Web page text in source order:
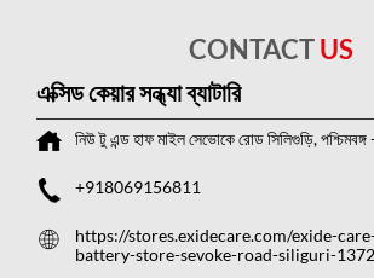
CONTACTUS
এক্সিড কেয়ার সন্ধ্যা ব্যাটারি
নিউ টু এন্ড হাফ মাইলসেভোকে রোডসিলিগুড়ি, পশ্চিমবঙ্গ
+918069156811
https://stores.exidecare.com/exide-
battery-store-sevoke-road-siliguri-